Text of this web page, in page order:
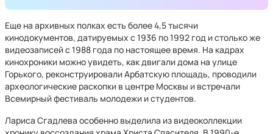
Еще на архивных полках есть более 4,5 тысячи
кинодокументов, датируемых с 1936 по 1992 год и столько же
видеозаписей с 1988 года по настоящее время. На кадрах
кинохроники можно увидеть, как двигали дома на улице
Горького, реконструировали Арбатскую площадь, проводили
археологические раскопки в центре Москвы и встречали
Всемирный фестиваль молодежи и студентов.
Лариса Сгадлева особенно выделила из видеоколлекции